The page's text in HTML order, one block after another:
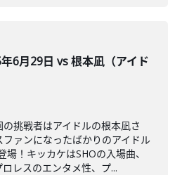
6月29日 vs 根本凪（アイド
挑戦者はアイドルの根本凪さ
ァンになったばかりのアイドル
！キッカケはSHOの入場曲、
レスのエンタメ性、プ...